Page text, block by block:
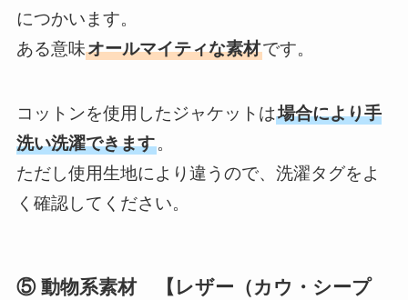
につかいます。
ある意味オールマイティな素材です。
コットンを使用したジャケットは場合により手
洗い洗濯できます。
ただし使用生地により違うので、洗濯タグをよ
く確認してください。
⑤ 動物系素材 【レザー（カウ・シープ